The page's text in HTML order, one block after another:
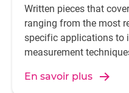
Written pieces that
ranging from the most
specific applications to
measurement
En savoir plus